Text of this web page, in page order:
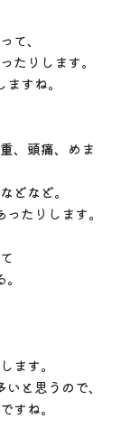
て、
たりします。
すね。
、頭痛、めま
どなど。
たりします。
ます。
と思うので、
すね。